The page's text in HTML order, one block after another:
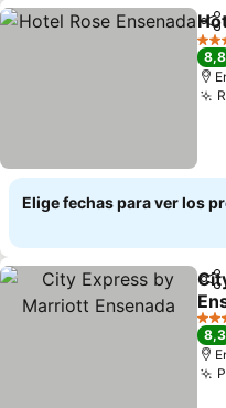
3
8,8
Elige fechas para ver los
3
8,3